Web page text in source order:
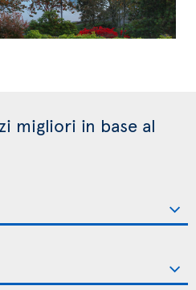
migliori in base al